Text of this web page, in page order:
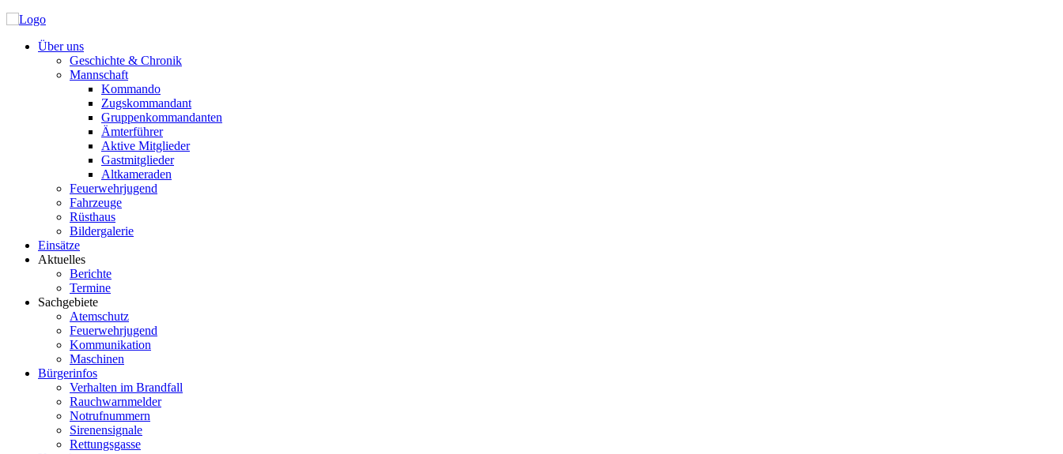
Über uns
Geschichte & Chronik
Mannschaft
Kommando
Zugskommandant
Gruppenkommandanten
Ämterführer
Aktive Mitglieder
Gastmitglieder
Altkameraden
Feuerwehrjugend
Fahrzeuge
Rüsthaus
Bildergalerie
Einsätze
Aktuelles
Berichte
Termine
Sachgebiete
Atemschutz
Feuerwehrjugend
Kommunikation
Maschinen
Bürgerinfos
Verhalten im Brandfall
Rauchwarnmelder
Notrufnummern
Sirenensignale
Rettungsgasse